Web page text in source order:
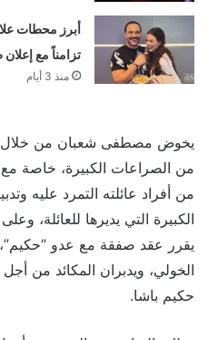
أبرز محطات
تزامناً مع إعلان
منذ 3 أيام
يخوض مصطفى شعبان من خلال
من الصراعات الكبيرة، خاصة مع
من أفراد عائلته التمرد عليه
الكبيرة التي يديرها للعائلة،
يقرر عقد صفقة مع عدو
الخولي، ويدبران المكائد من
حكيم باشا.